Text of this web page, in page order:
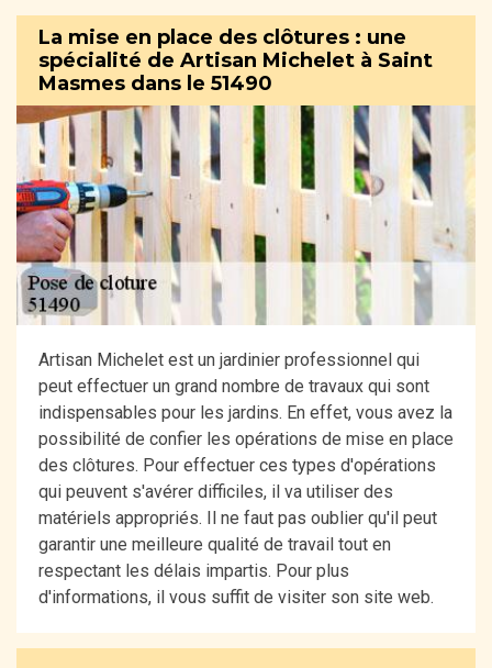
La mise en place des clôtures : une
spécialité de Artisan Michelet à Saint
Masmes dans le 51490
Artisan Michelet est un jardinier professionnel qui
peut effectuer un grand nombre de travaux qui sont
indispensables pour les jardins. En effet, vous avez la
possibilité de confier les opérations de mise en place
des clôtures. Pour effectuer ces types d'opérations
qui peuvent s'avérer difficiles, il va utiliser des
matériels appropriés. Il ne faut pas oublier qu'il peut
garantir une meilleure qualité de travail tout en
respectant les délais impartis. Pour plus
d'informations, il vous suffit de visiter son site web.